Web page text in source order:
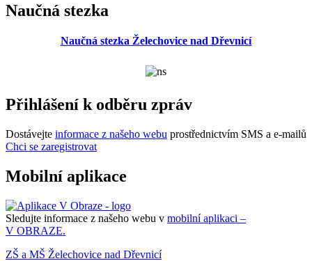
Naučná stezka
Naučná stezka Želechovice nad Dřevnicí
Přihlášení k odběru zpráv
Dostávejte informace z našeho webu prostřednictvím SMS a e-mailů
Chci se zaregistrovat
Mobilní aplikace
Sledujte informace z našeho webu v mobilní aplikaci –
V OBRAZE.
ZŠ a MŠ Želechovice nad Dřevnicí